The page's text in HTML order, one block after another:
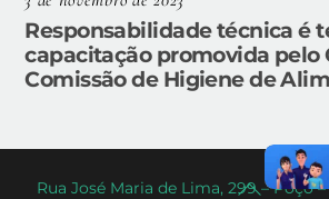
Responsabilidade técnica é
capacitação promovida pelo
Comissão de Higiene de
Back
Rua José Maria de Lima, 299 – Poço –